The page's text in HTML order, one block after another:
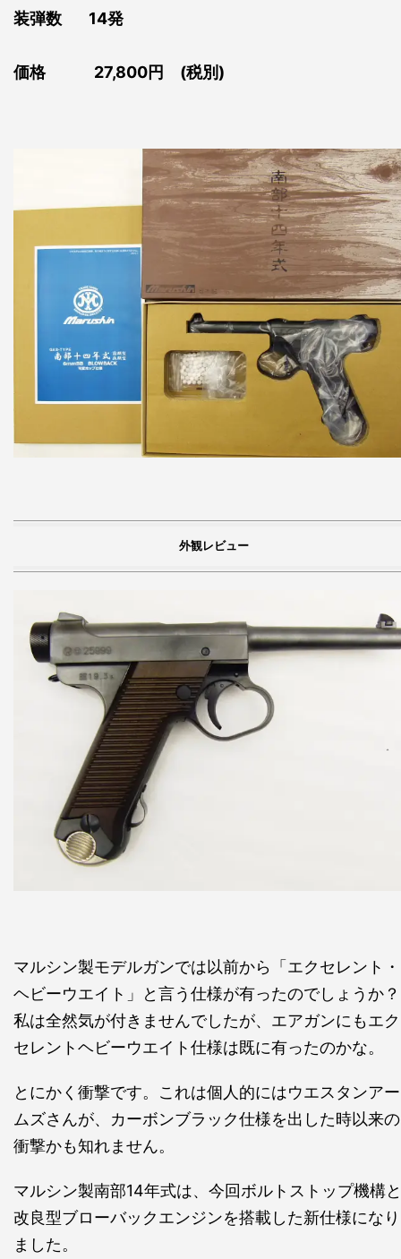
装弾数 14発
価格 27,800円 (税別)
外観レビュー
マルシン製モデルガンでは以前から「エクセレント・
ヘビーウエイト」と言う仕様が有ったのでしょうか？
私は全然気が付きませんでしたが、エアガンにもエク
セレントヘビーウエイト仕様は既に有ったのかな。
とにかく衝撃です。これは個人的にはウエスタンアー
ムズさんが、カーボンブラック仕様を出した時以来の
衝撃かも知れません。
マルシン製南部14年式は、今回ボルトストップ機構と
改良型ブローバックエンジンを搭載した新仕様になり
ました。